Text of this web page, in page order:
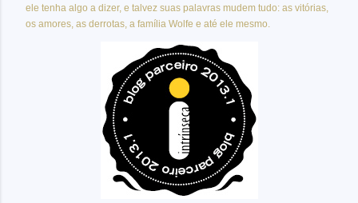
ele tenha algo a dizer, e talvez suas palavras mudem tudo: as vitórias,
os amores, as derrotas, a família Wolfe e até ele mesmo.